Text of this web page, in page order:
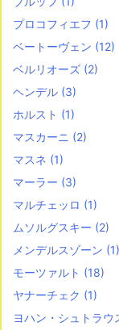
プロコフィエフ (1)
ベートーヴェン (12)
ベルリオーズ (2)
ヘンデル (3)
ホルスト (1)
マスカーニ (2)
マスネ (1)
マーラー (3)
マルチェッロ (1)
ムソルグスキー (2)
メンデルスゾーン (1)
モーツァルト (18)
ヤナーチェク (1)
ヨハン・シュトラウ